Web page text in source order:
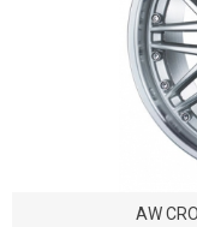
AW